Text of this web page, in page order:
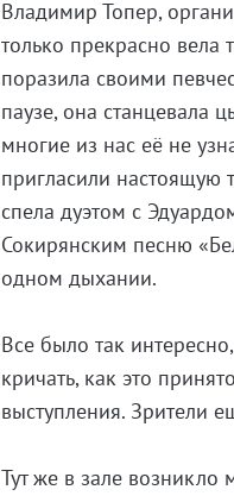
Владимир Топер,
только прекрасно вела
поразила своими
паузе, она станцевала
многие из нас её не
пригласили настоящую
спела дуэтом с
Сокирянским песню
одном дыхании.
Все было так
кричать, как это
выступления. Зрители
Тут же в зале